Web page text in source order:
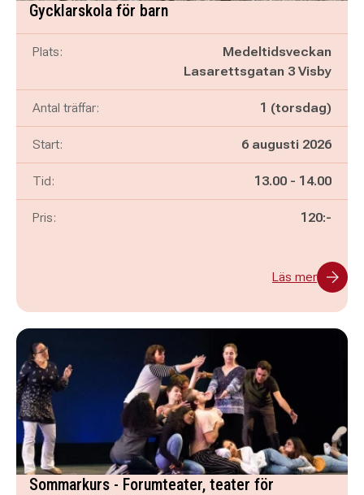
Gycklarskola för barn
Plats:
Medeltidsveckan
Lasarettsgatan 3 Visby
Antal träffar: 1 (torsdag)
Start: 6 augusti 2026
Tid: Pågår mellan
13.00 - och
14.00
Pris: 120:-
Läs mer
Sommarkurs - Forumteater, teater för